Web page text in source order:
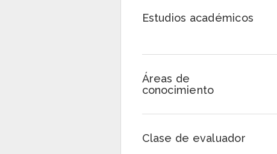
Estudios académicos
Áreas de
conocimiento
Clase de evaluador